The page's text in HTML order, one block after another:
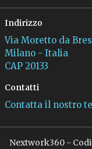
Indirizzo
Via Moretto da
Milano - Italia
CAP 20133
Contatti
Contatta il nostro
Nextwork360 -